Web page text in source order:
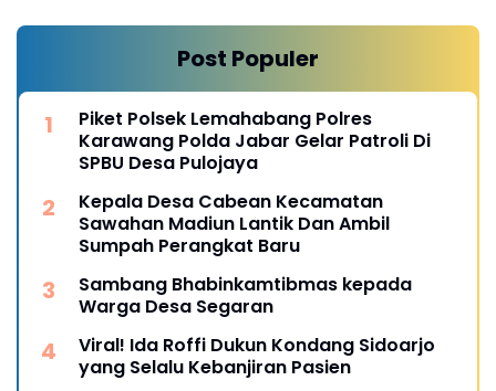
Post Populer
Piket Polsek Lemahabang Polres
Karawang Polda Jabar Gelar Patroli Di
SPBU Desa Pulojaya
Kepala Desa Cabean Kecamatan
Sawahan Madiun Lantik Dan Ambil
Sumpah Perangkat Baru
Sambang Bhabinkamtibmas kepada
Warga Desa Segaran
Viral! Ida Roffi Dukun Kondang Sidoarjo
yang Selalu Kebanjiran Pasien